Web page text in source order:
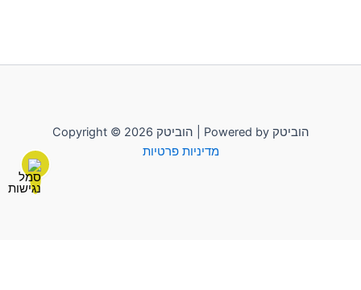
Copyright © 2026 הוביטק | Powered by הוביטק
מדיניות פרטיות